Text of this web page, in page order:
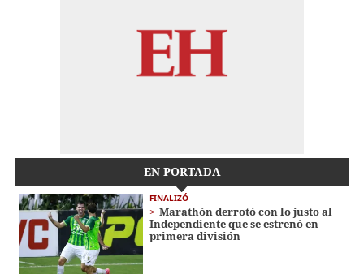
EN PORTADA
FINALIZÓ
Marathón derrotó con lo justo al
Independiente que se estrenó en
primera división